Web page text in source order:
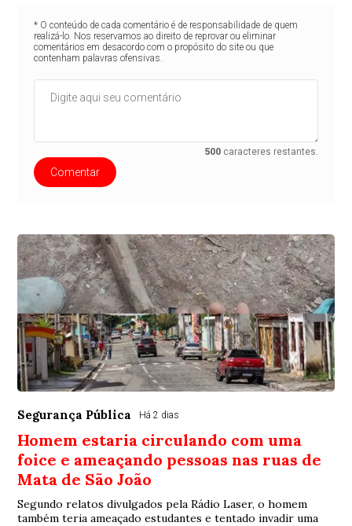
* O conteúdo de cada comentário é de responsabilidade de quem
realizá-lo. Nos reservamos ao direito de reprovar ou eliminar
comentários em desacordo com o propósito do site ou que
contenham palavras ofensivas.
500 caracteres restantes.
Comentar
Segurança Pública Há 2 dias
Homem estaria circulando com uma
foice e ameaçando pessoas nas ruas de
Mata de São João
Segundo relatos divulgados pela Rádio Laser, o homem
também teria ameaçado estudantes e tentado invadir uma